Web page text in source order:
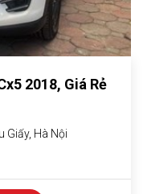
2018, Giá Rẻ
Giấy, Hà Nội